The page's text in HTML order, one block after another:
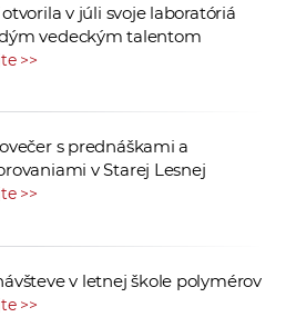
otvorila v júli svoje laboratóriá
vedeckým talentom
>>
s prednáškami a
v Starej Lesnej
>>
v letnej škole polymérov
>>